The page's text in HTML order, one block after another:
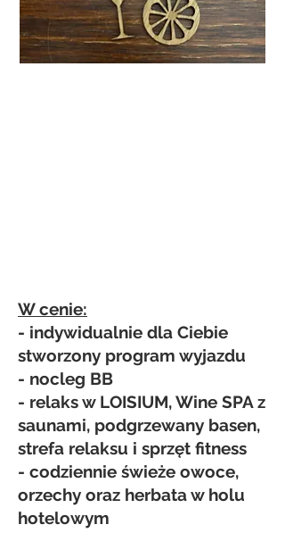
W cenie:
- indywidualnie dla Ciebie
stworzony program wyjazdu
- nocleg BB
- relaks w LOISIUM, Wine SPA z
saunami, podgrzewany basen,
strefa relaksu i sprzęt fitness
- codziennie świeże owoce,
orzechy oraz herbata w holu
hotelowym